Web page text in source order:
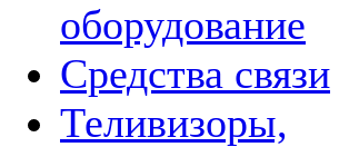
оборудование
Средства связи
Теливизоры,